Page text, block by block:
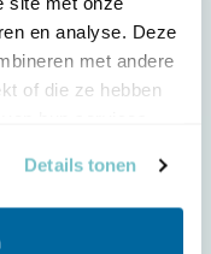
en analyse. Deze
met andere
of die ze hebben
Details tonen